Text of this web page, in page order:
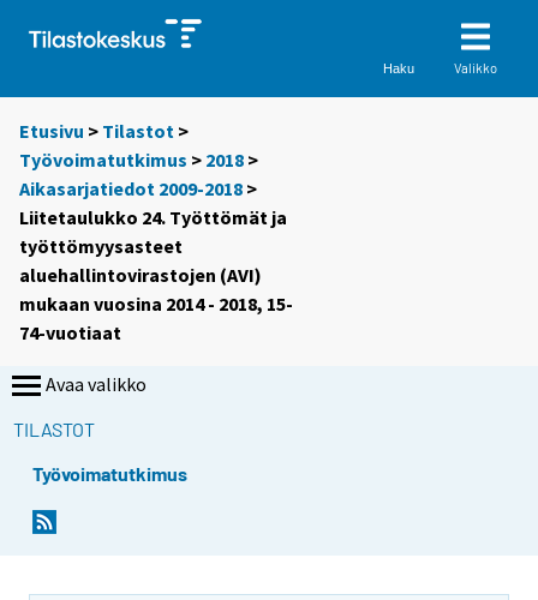
Haku Valikko
Etusivu > Tilastot >
Työvoimatutkimus > 2018 >
Aikasarjatiedot 2009-2018 >
Liitetaulukko 24. Työttömät ja
työttömyysasteet
aluehallintovirastojen (AVI)
mukaan vuosina 2014 - 2018, 15-
74-vuotiaat
Avaa valikko
TILASTOT
Työvoimatutkimus